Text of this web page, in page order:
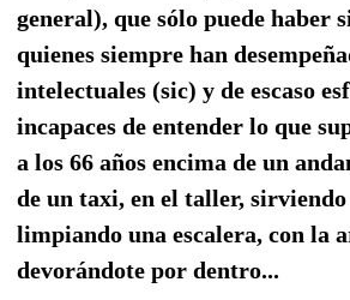
general), que sólo puede haber
quienes siempre han
intelectuales (sic) y de escaso
incapaces de entender lo que
a los 66 años encima de un
de un taxi, en el taller,
limpiando una escalera, con la
devorándote por dentro...